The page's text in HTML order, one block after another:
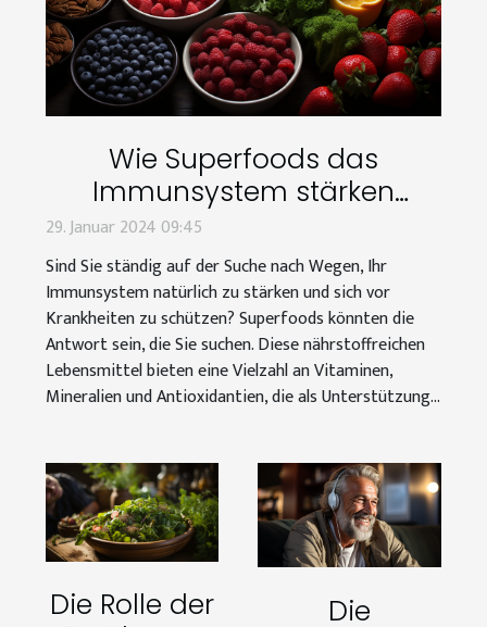
Wie Superfoods das
Immunsystem stärken
können
29. Januar 2024 09:45
Sind Sie ständig auf der Suche nach Wegen, Ihr
Immunsystem natürlich zu stärken und sich vor
Krankheiten zu schützen? Superfoods könnten die
Antwort sein, die Sie suchen. Diese nährstoffreichen
Lebensmittel bieten eine Vielzahl an Vitaminen,
Mineralien und Antioxidantien, die als Unterstützung...
Die Rolle der
Die